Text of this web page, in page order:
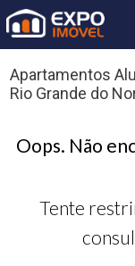
Apartamentos
Rio Grande do
Oops. Não
Tente